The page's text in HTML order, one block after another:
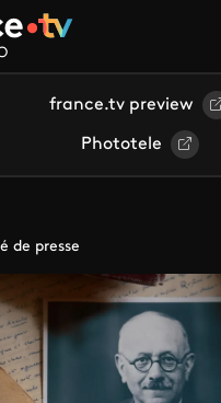
principal
france.tv preview
Phototele
de presse